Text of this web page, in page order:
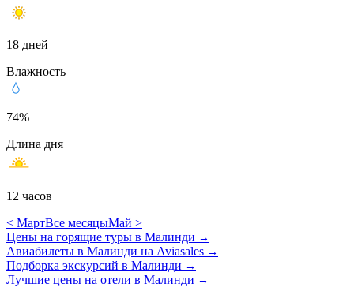
18 дней
Влажность
74%
Длина дня
12 часов
< МартВсе месяцыМай >
Цены на горящие туры в Малинди →
Авиабилеты в Малинди на Aviasales →
Подборка экскурсий в Малинди →
Лучшие цены на отели в Малинди →